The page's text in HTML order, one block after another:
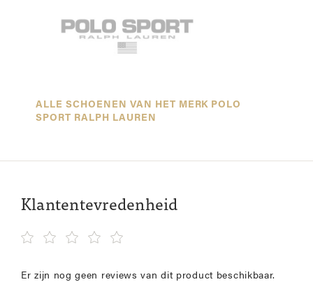
ALLE SCHOENEN VAN HET MERK POLO
SPORT RALPH LAUREN
Klantentevredenheid
Er zijn nog geen reviews van dit product beschikbaar.